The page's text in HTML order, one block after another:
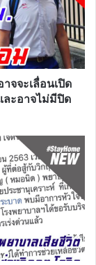
จจะเลื่อนเปิด
ละอาจไม่มีปิด